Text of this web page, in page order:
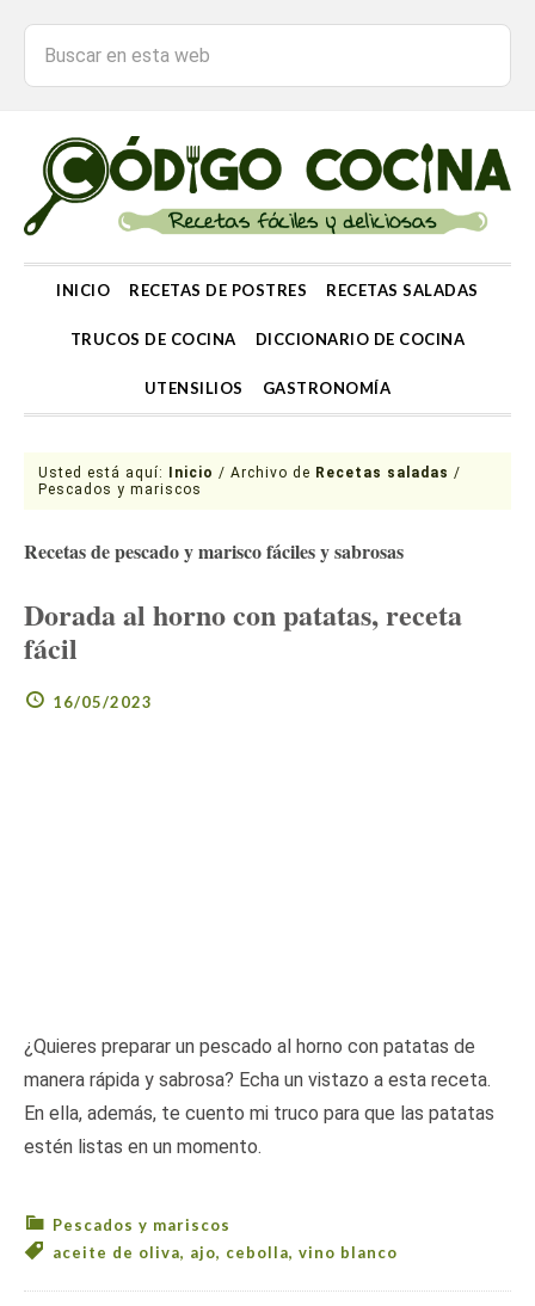
INICIO RECETAS DE POSTRES RECETAS SALADAS
TRUCOS DE COCINA DICCIONARIO DE COCINA
UTENSILIOS GASTRONOMÍA
Usted está aquí: Inicio / Archivo de Recetas saladas /
Pescados y mariscos
Recetas de pescado y marisco fáciles y sabrosas
Dorada al horno con patatas, receta
fácil
16/05/2023
¿Quieres preparar un pescado al horno con patatas de
manera rápida y sabrosa? Echa un vistazo a esta receta.
En ella, además, te cuento mi truco para que las patatas
estén listas en un momento.
Pescados y mariscos
aceite de oliva, ajo, cebolla, vino blanco